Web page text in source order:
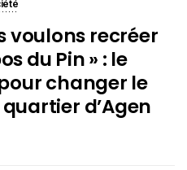
voulons recréer
du Pin » : le
changer le
d’Agen